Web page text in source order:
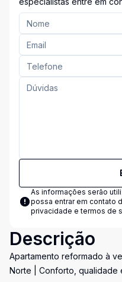
As informações serão
possa entrar em contato
privacidade e termos de
Descrição
Apartamento reformado à
Norte | Conforto, qualidade